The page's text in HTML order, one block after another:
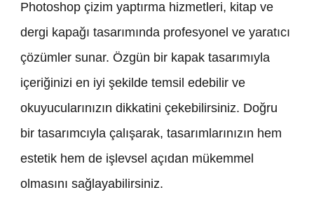
Photoshop çizim yaptırma hizmetleri, kitap ve
dergi kapağı tasarımında profesyonel ve yaratıcı
çözümler sunar. Özgün bir kapak tasarımıyla
içeriğinizi en iyi şekilde temsil edebilir ve
okuyucularınızın dikkatini çekebilirsiniz. Doğru
bir tasarımcıyla çalışarak, tasarımlarınızın hem
estetik hem de işlevsel açıdan mükemmel
olmasını sağlayabilirsiniz.